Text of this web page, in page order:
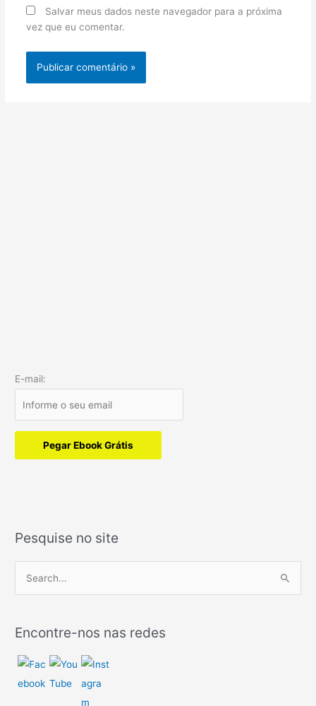
Salvar meus dados neste navegador para a próxima
vez que eu comentar.
E-mail:
Pegar Ebook Grátis
Pesquise no site
q
u
Encontre-nos nas redes